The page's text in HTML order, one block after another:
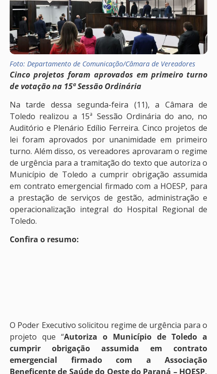
Foto: Departamento de Comunicação/Câmara de Vereadores
Cinco projetos foram aprovados em primeiro turno
de votação na 15ª Sessão Ordinária
Na tarde dessa segunda-feira (11), a Câmara de
Toledo realizou a 15ª Sessão Ordinária do ano, no
Auditório e Plenário Edílio Ferreira. Cinco projetos de
lei foram aprovados por unanimidade em primeiro
turno. Além disso, os vereadores aprovaram o regime
de urgência para a tramitação do texto que autoriza o
Município de Toledo a cumprir obrigação assumida
em contrato emergencial firmado com a HOESP, para
a prestação de serviços de gestão, administração e
operacionalização integral do Hospital Regional de
Toledo.
Confira o resumo:
O Poder Executivo solicitou regime de urgência para o
projeto que “Autoriza o Município de Toledo a
cumprir obrigação assumida em contrato
emergencial firmado com a Associação
Beneficente de Saúde do Oeste do Paraná – HOESP,